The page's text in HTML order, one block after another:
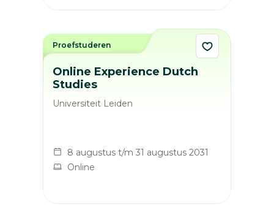
Online Experience Dutch
Studies
Universiteit Leiden
8 augustus t/m 31 augustus 2031
Online
Proefstuderen